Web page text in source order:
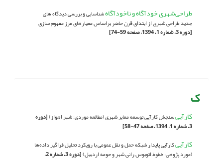
طراحی‌شهری خودآگاه و ناخودآگاهشناسایی و بررسی دیدگاه های
جدید طراحی شهری از ابتدای قرن حاضر براساس معیارهای مرز مفهوم سازی
[دوره 3، شماره 1، 1394، صفحه 59-74]
ک
کارآییسنجش کارآیی توسعه معابر شهری (مطالعه موردی: شهر اهواز)[دوره
3، شماره 1، 1394، صفحه 47-58]
کارآییکارآیی پایدار شبکه حمل و نقل عمومی با رویکرد تحلیل فراگیر داده‌ها
(مورد پژوهی: خطوط اتوبوس رانی شهر و حومه اردبیل)
[دوره 3، شماره 2،